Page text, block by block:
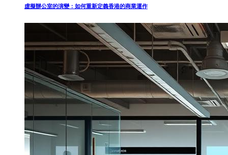
虛擬辦公室的演變：如何重新定義香港的商業運作